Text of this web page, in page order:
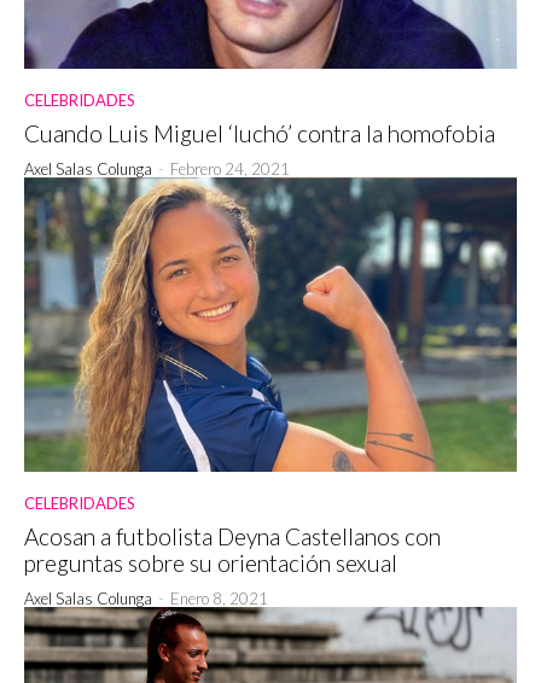
CELEBRIDADES
Cuando Luis Miguel ‘luchó’ contra la homofobia
Axel Salas Colunga - Febrero 24, 2021
CELEBRIDADES
Acosan a futbolista Deyna Castellanos con
preguntas sobre su orientación sexual
Axel Salas Colunga - Enero 8, 2021